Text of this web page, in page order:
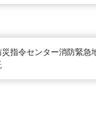
指令センター消防緊急